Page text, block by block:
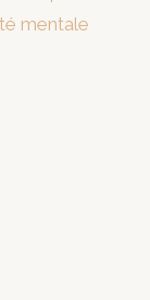
mentale